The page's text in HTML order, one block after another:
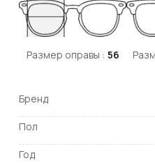
Размер оправы : 56
Бренд
Пол
Год